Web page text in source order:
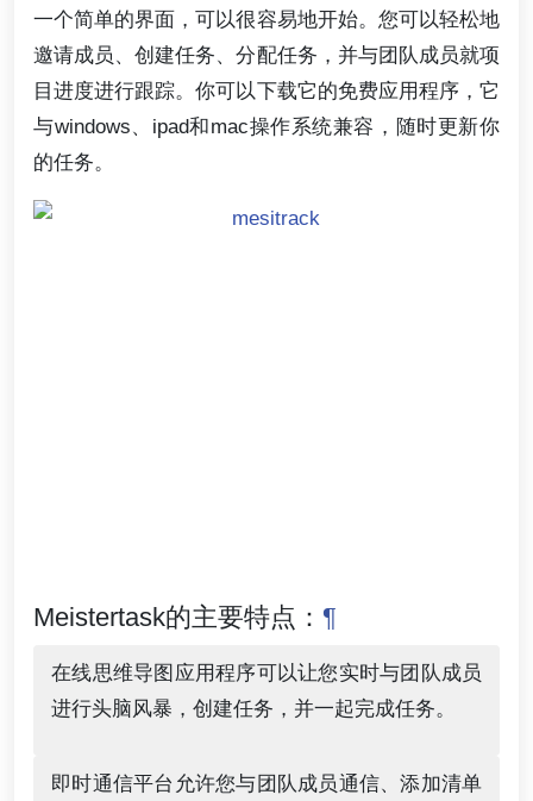
一个简单的界面，可以很容易地开始。您可以轻松地
邀请成员、创建任务、分配任务，并与团队成员就项
目进度进行跟踪。你可以下载它的免费应用程序，它
与windows、ipad和mac操作系统兼容，随时更新你
的任务。
Meistertask的主要特点： ¶
在线思维导图应用程序可以让您实时与团队成员
进行头脑风暴，创建任务，并一起完成任务。
即时通信平台允许您与团队成员通信、添加清单